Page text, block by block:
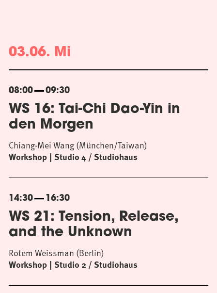
03.06. Mi
08:00 09:30
WS 16: Tai-Chi Dao-Yin in
den Morgen
Workshop Studio 4 / Studiohaus
Chiang-Mei Wang (München/Taiwan)
14:30 16:30
WS 21: Tension, Release,
and the Unknown
Workshop Studio 2 / Studiohaus
Rotem Weissman (Berlin)